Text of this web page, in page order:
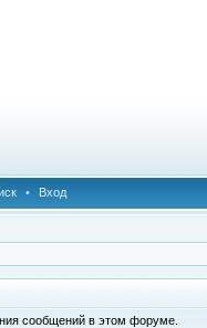
• Вход
сообщений в этом форуме.